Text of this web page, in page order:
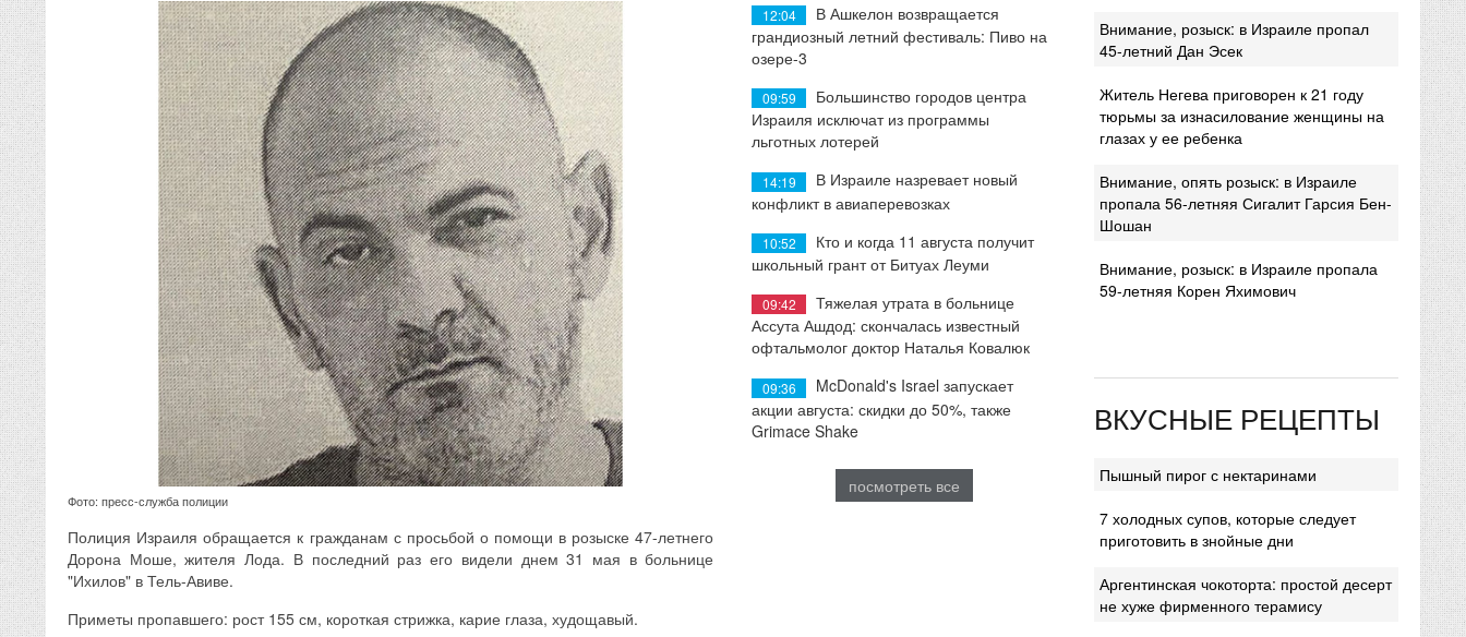
Фото: пресс-служба полиции
Полиция Израиля обращается к гражданам с просьбой о помощи в розыске 47-летнего
Дорона Моше, жителя Лода. В последний раз его видели днем 31 мая в больнице
"Ихилов" в Тель-Авиве.
Приметы пропавшего: рост 155 см, короткая стрижка, карие глаза, худощавый.
12:04
В Ашкелон возвращается
грандиозный летний фестиваль: Пиво на
озере-3
09:59
Большинство городов центра
Израиля исключат из программы
льготных лотерей
14:19
В Израиле назревает новый
конфликт в авиаперевозках
10:52
Кто и когда 11 августа получит
школьный грант от Битуах Леуми
09:42
Тяжелая утрата в больнице
Ассута Ашдод: скончалась известный
офтальмолог доктор Наталья Ковалюк
09:36
McDonald's Israel запускает
акции августа: скидки до 50%, также
Grimace Shake
посмотреть все
Внимание, розыск: в Израиле пропал
45-летний Дан Эсек
Житель Негева приговорен к 21 году
тюрьмы за изнасилование женщины на
глазах у ее ребенка
Внимание, опять розыск: в Израиле
пропала 56-летняя Сигалит Гарсия Бен-
Шошан
Внимание, розыск: в Израиле пропала
59-летняя Корен Яхимович
ВКУСНЫЕ РЕЦЕПТЫ
Пышный пирог с нектаринами
7 холодных супов, которые следует
приготовить в знойные дни
Аргентинская чокоторта: простой десерт
не хуже фирменного терамису